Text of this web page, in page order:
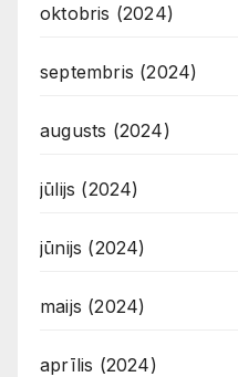
oktobris (2024)
septembris (2024)
augusts (2024)
jūlijs (2024)
jūnijs (2024)
maijs (2024)
aprīlis (2024)